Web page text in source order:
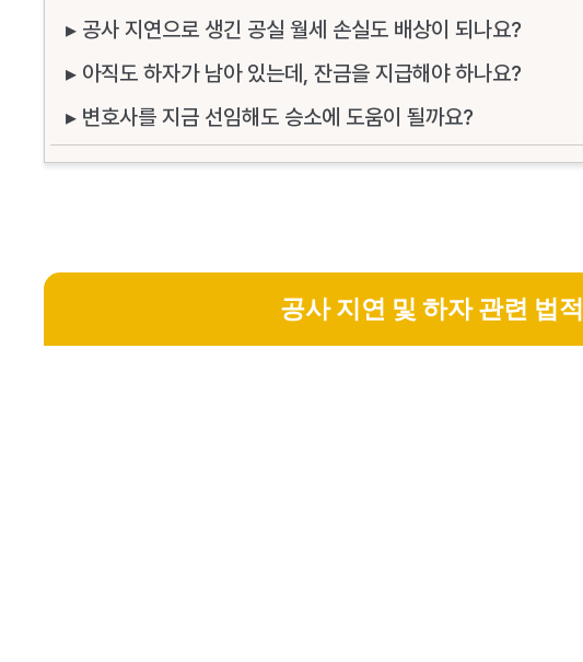
▸ 공사 지연으로 생긴 공실 월세 손실도 배상이 되나요?
▸ 아직도 하자가 남아 있는데, 잔금을 지급해야 하나요?
▸ 변호사를 지금 선임해도 승소에 도움이 될까요?
공사 지연 및 하자 관련 법